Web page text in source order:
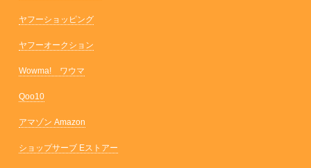
ヤフーショッピング
ヤフーオークション
Wowma! ワウマ
Qoo10
アマゾン Amazon
ショップサーブ Eストアー